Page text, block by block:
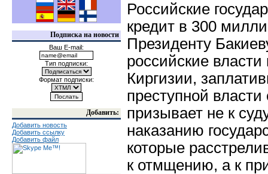
Подписка на новости
Ваш E-mail:
Тип подписки:
Формат подписки:
Добавить:
Добавить новость
Добавить ссылку
Добавить файл
Российские
кредит в 300
Президенту
российские
Киргизии,
преступной
призывает не к
наказанию
которые
к отмщению, а к